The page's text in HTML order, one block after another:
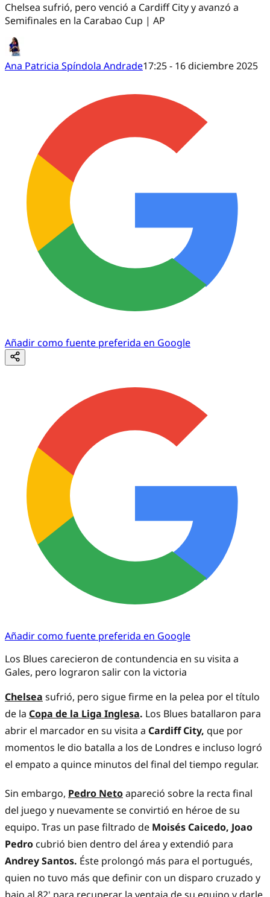
Chelsea sufrió, pero venció a Cardiff City y avanzó a
Semifinales en la Carabao Cup | AP
Ana Patricia Spíndola Andrade17:25 - 16 diciembre 2025
Añadir como fuente preferida en Google
Añadir como fuente preferida en Google
Los Blues carecieron de contundencia en su visita a
Gales, pero lograron salir con la victoria
Chelsea sufrió, pero sigue firme en la pelea por el título
de la Copa de la Liga Inglesa. Los Blues batallaron para
abrir el marcador en su visita a Cardiff City, que por
momentos le dio batalla a los de Londres e incluso logró
el empato a quince minutos del final del tiempo regular.
Sin embargo, Pedro Netoapareció sobre la recta final
del juego y nuevamente se convirtió en héroe de su
equipo. Tras un pase filtrado de Moisés Caicedo, Joao
Pedro cubrió bien dentro del área y extendió para
Andrey Santos. Éste prolongó más para el portugués,
quien no tuvo más que definir con un disparo cruzado y